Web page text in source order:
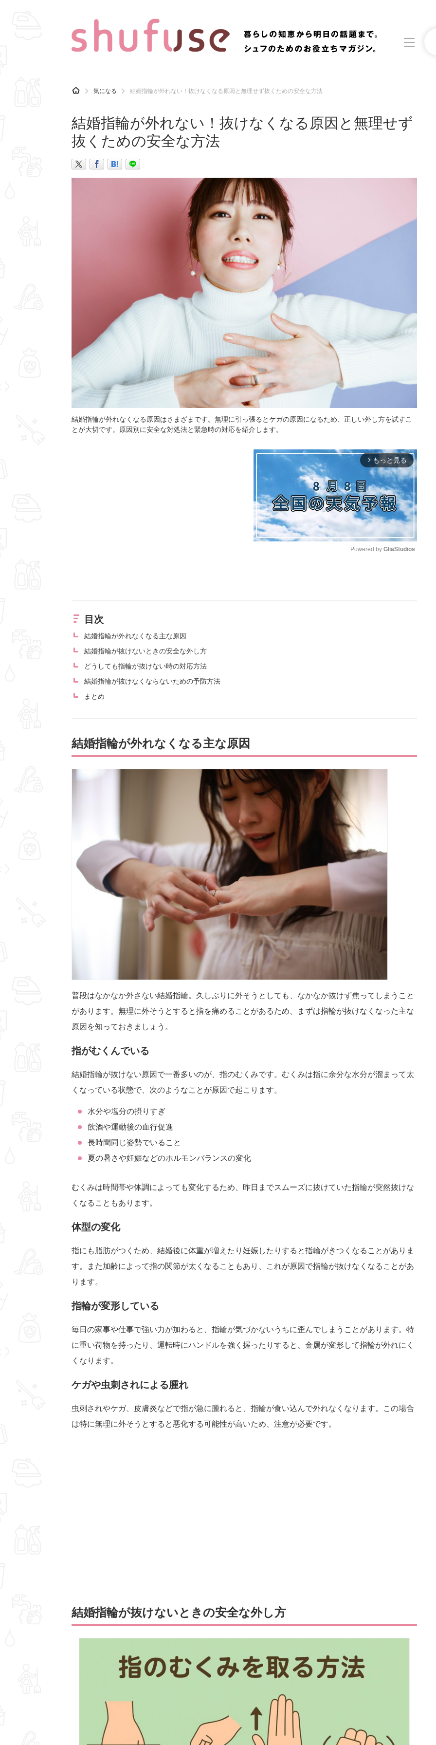
CATEGORY 記事カテゴリ
マナー 趣味 食材辞典 おすすめ
H
O
気になる 結婚指輪が外れない！抜けなくなる原因と無理せず抜くための安全な方法
結婚指輪が外れない！抜けなくなる原因と無理せず
抜くための安全な方法
結婚指輪が外れなくなる原因はさまざまです。無理に引っ張るとケガの原因になるため、正しい外し方を試すこ
とが大切です。原因別に安全な対処法と緊急時の対応を紹介します。
arrow_forward_ios もっと見る
Powered by GliaStudios
目次
結婚指輪が外れなくなる主な原因
結婚指輪が抜けないときの安全な外し方
どうしても指輪が抜けない時の対応方法
結婚指輪が抜けなくならないための予防方法
まとめ
結婚指輪が外れなくなる主な原因
普段はなかなか外さない結婚指輪。久しぶりに外そうとしても、なかなか抜けず焦ってしまうこと
があります。無理に外そうとすると指を痛めることがあるため、まずは指輪が抜けなくなった主な
原因を知っておきましょう。
指がむくんでいる
結婚指輪が抜けない原因で一番多いのが、指のむくみです。むくみは指に余分な水分が溜まって太
くなっている状態で、次のようなことが原因で起こります。
水分や塩分の摂りすぎ
飲酒や運動後の血行促進
長時間同じ姿勢でいること
夏の暑さや妊娠などのホルモンバランスの変化
むくみは時間帯や体調によっても変化するため、昨日までスムーズに抜けていた指輪が突然抜けな
くなることもあります。
体型の変化
指にも脂肪がつくため、結婚後に体重が増えたり妊娠したりすると指輪がきつくなることがありま
す。また加齢によって指の関節が太くなることもあり、これが原因で指輪が抜けなくなることがあ
ります。
指輪が変形している
毎日の家事や仕事で強い力が加わると、指輪が気づかないうちに歪んでしまうことがあります。特
に重い荷物を持ったり、運転時にハンドルを強く握ったりすると、金属が変形して指輪が外れにく
くなります。
ケガや虫刺されによる腫れ
虫刺されやケガ、皮膚炎などで指が急に腫れると、指輪が食い込んで外れなくなります。この場合
は特に無理に外そうとすると悪化する可能性が高いため、注意が必要です。
結婚指輪が抜けないときの安全な外し方